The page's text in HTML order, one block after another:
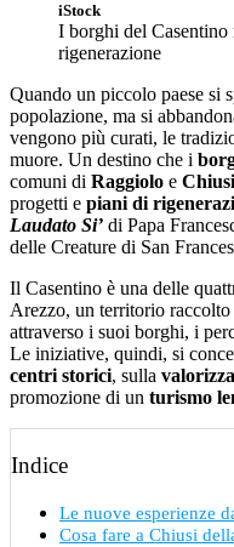
iStock
I borghi del
rigenerazione
Quando un piccolo paese si
popolazione, ma si
vengono più curati, le
muore. Un destino che i
comuni di Raggiolo e
progetti e piani di
Laudato Si’ di Papa
delle Creature di San
Il Casentino è una delle
Arezzo, un territorio raccolto
attraverso i suoi borghi, i
Le iniziative, quindi, si
centri storici, sulla
promozione di un turismo
Indice
Le nuove esperienze
Cosa fare a Chiusi